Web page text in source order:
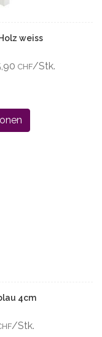
weiss
CHF/Stk.
4cm
/Stk.